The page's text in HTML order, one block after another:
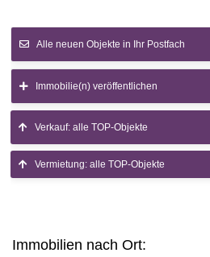
Alle neuen Objekte in Ihr Postfach
Immobilie(n) veröffentlichen
Verkauf: alle TOP-Objekte
Vermietung: alle TOP-Objekte
Immobilien nach Ort: